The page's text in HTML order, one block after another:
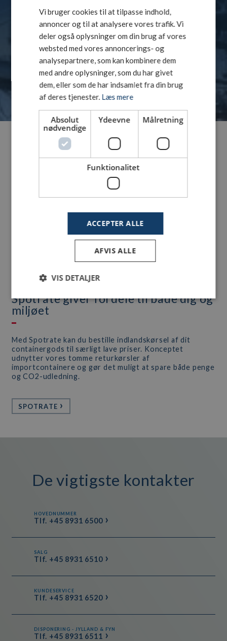
containerhavn, har Dania Connect den optimale
kombination af tog, lastbil og trailer. Du er samtidig
sikker på, at din transport udføres lovmæssigt korrekt.
Og til tiden.
LÆS MERE
Spotrate giver fordele til både dig og
miljøet
Med Spotrate kan du bestille indlandskørsel af dit
containergods til særligt lave priser. Konceptet
udnytter vores tomme returkørsler af
importcontainere og gør det muligt at spare både penge
og CO2-udledning.
SPOTRATE
De vigtigste kontakter
HOVEDNUMMER
Tlf. +45 8931 6500
SALG
Tlf. +45 8931 6510
KUNDESERVICE
Tlf. +45 8931 6520
DISPONERING - JYLLAND & FYN
Tlf. +45 8931 6511
Vi bruger cookies til at tilpasse indhold,
annoncer og til at analysere vores trafik. Vi
deler også oplysninger om din brug af vores
websted med vores annoncerings- og
analysepartnere, som kan kombinere dem
med andre oplysninger, som du har givet
dem, eller som de har indsamlet fra din brug
af deres tjenester.Læs mere
Absolut
nødvendige
Ydeevne Målretning
Funktionalitet
ACCEPTER ALLE
AFVIS ALLE
VIS DETALJER